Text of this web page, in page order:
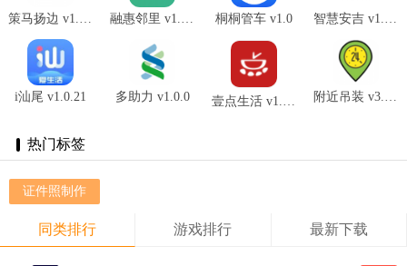
策马扬边 v1.0.0 融惠邻里 v1.0.3 桐桐管车 v1.0 智慧安吉 v1.0.5
i汕尾 v1.0.21 多助力 v1.0.0 壹点生活 v1.0.11 附近吊装 v3.1.33安卓版
热门标签
证件照制作
同类排行 游戏排行 最新下载